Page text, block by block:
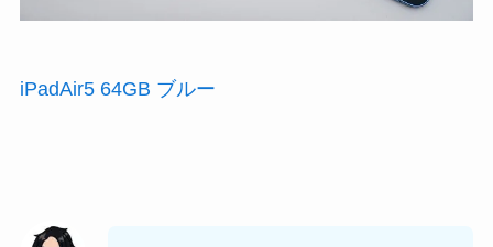
iPadAir5 64GB ブルー